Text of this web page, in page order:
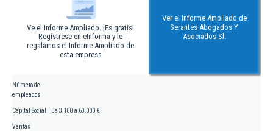
Ve el Informe Ampliado. ¡Es gratis!
Regístrese en eInforma y le
regalamos el Informe Ampliado de
esta empresa
Ver el Informe Ampliado de
Serantes Abogados Y
Asociados Sl.
Número de
empleados
Capital Social De 3.100 a 60.000 €
Ventas